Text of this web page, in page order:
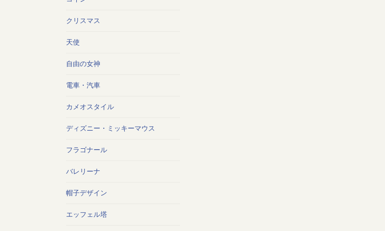
クリスマス
天使
自由の女神
電車・汽車
カメオスタイル
ディズニー・ミッキーマウス
フラゴナール
バレリーナ
帽子デザイン
エッフェル塔